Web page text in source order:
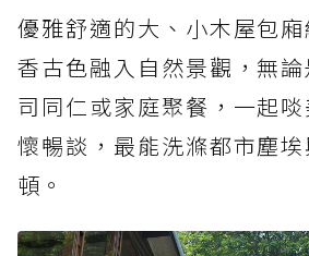
優雅舒適的大、小木屋包
香古色融入自然景觀，無
司同仁或家庭聚餐，一起
懷暢談，最能洗滌都市塵
頓。